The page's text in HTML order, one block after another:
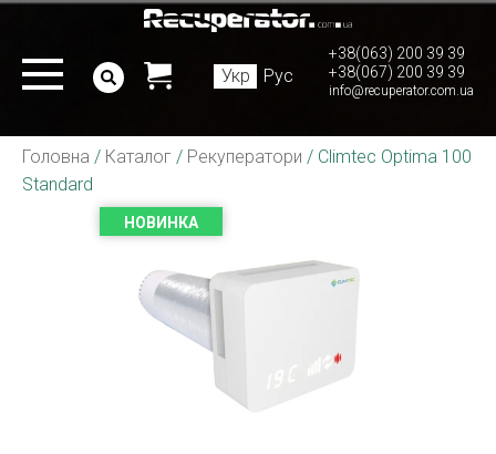
Укр Рус
+38(063) 200 39 39
+38(067) 200 39 39
info@recuperator.com.ua
Головна / Каталог / Рекуператори / Climtec Optima 100
Standard
НОВИНКА